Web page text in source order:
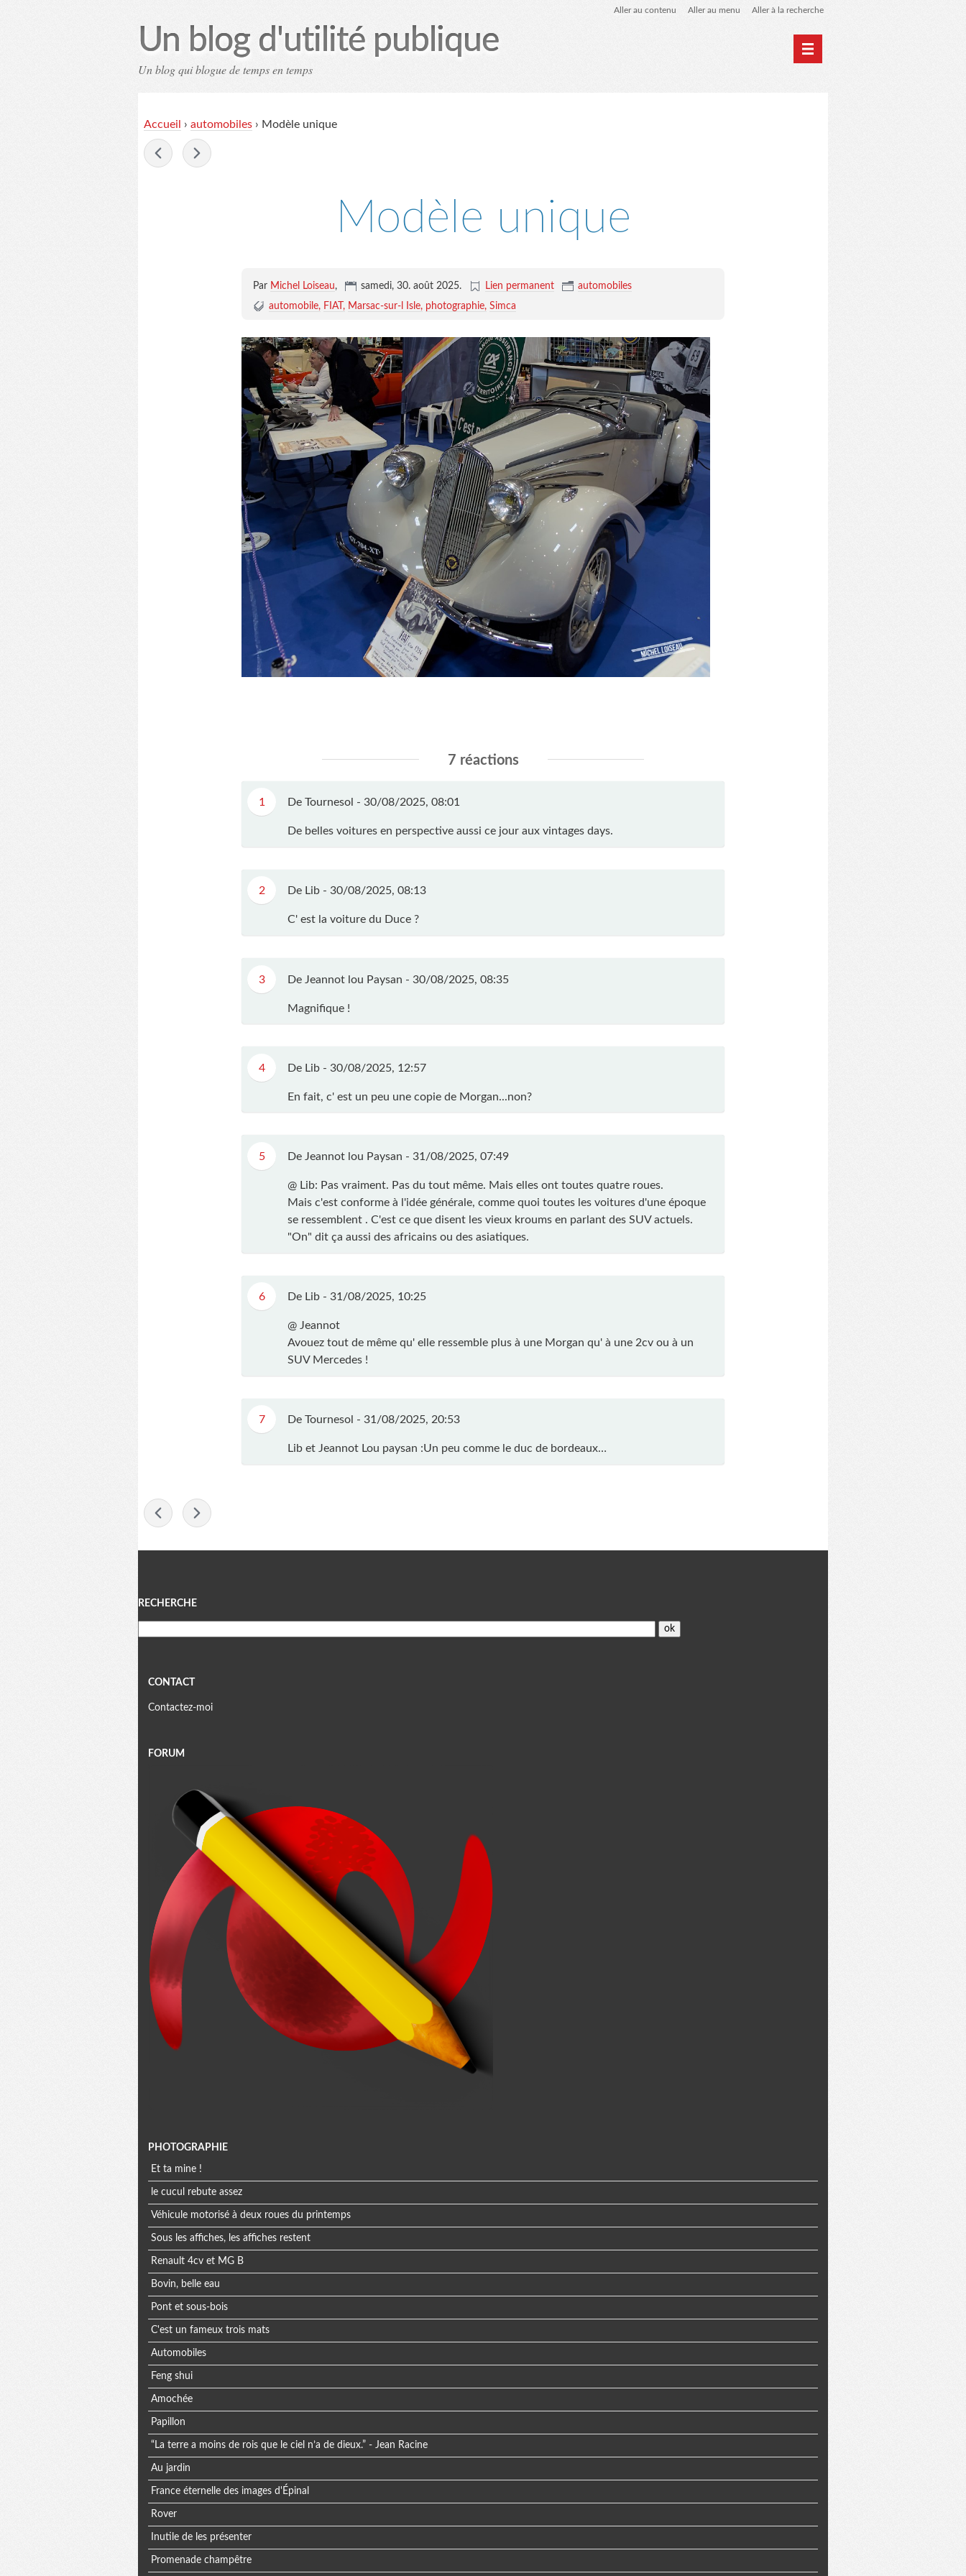
Aller au contenu Aller au menu Aller à la recherche
Un blog d'utilité publique
Un blog qui blogue de temps en temps
Accueil
› automobiles › Modèle unique
Modèle unique
Par Michel Loiseau, samedi, 30. août 2025. Lien permanent
automobiles
automobile
FIAT Marsac-sur-l Isle photographie Simca
7 réactions
1 De Tournesol - 30/08/2025, 08:01
De belles voitures en perspective aussi ce jour aux vintages days.
2 De Lib - 30/08/2025, 08:13
C' est la voiture du Duce ?
3 De Jeannot lou Paysan - 30/08/2025, 08:35
Magnifique !
4 De Lib - 30/08/2025, 12:57
En fait, c' est un peu une copie de Morgan...non?
5 De Jeannot lou Paysan - 31/08/2025, 07:49
@ Lib: Pas vraiment. Pas du tout même. Mais elles ont toutes quatre roues.
Mais c'est conforme à l'idée générale, comme quoi toutes les voitures d'une époque
se ressemblent . C'est ce que disent les vieux kroums en parlant des SUV actuels.
"On" dit ça aussi des africains ou des asiatiques.
6 De Lib - 31/08/2025, 10:25
@ Jeannot
Avouez tout de même qu' elle ressemble plus à une Morgan qu' à une 2cv ou à un
SUV Mercedes !
7 De Tournesol - 31/08/2025, 20:53
Lib et Jeannot Lou paysan :Un peu comme le duc de bordeaux…
Menu
RECHERCHE
CONTACT
Contactez-moi
FORUM
Menu
extra
PHOTOGRAPHIE
Et ta mine !
le cucul rebute assez
Véhicule motorisé à deux roues du printemps
Sous les affiches, les affiches restent
Renault 4cv et MG B
Bovin, belle eau
Pont et sous-bois
C'est un fameux trois mats
Automobiles
Feng shui
Amochée
Papillon
“La terre a moins de rois que le ciel n’a de dieux.” - Jean Racine
Au jardin
France éternelle des images d'Épinal
Rover
Inutile de les présenter
Promenade champêtre